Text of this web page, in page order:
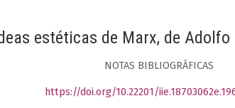
estéticas de Marx, de Adolfo
NOTAS BIBLIOGRÁFICAS
https://doi.org/10.22201/